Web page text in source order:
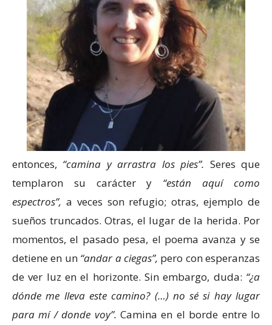
entonces, “camina y arrastra los pies”. Seres que
templaron su carácter y “están aquí como
espectros”, a veces son refugio; otras, ejemplo de
sueños truncados. Otras, el lugar de la herida. Por
momentos, el pasado pesa, el poema avanza y se
detiene en un “andar a ciegas”, pero con esperanzas
de ver luz en el horizonte. Sin embargo, duda: “¿a
dónde me lleva este camino? (…) no sé si hay lugar
para mí / donde voy”. Camina en el borde entre lo